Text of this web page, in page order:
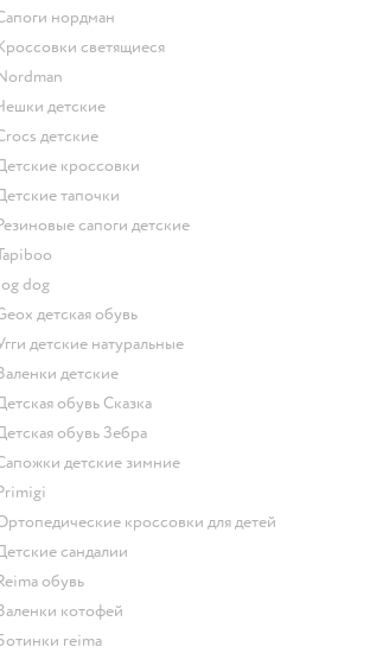
Сапоги нордман
Кроссовки светящиеся
Nordman
Чешки детские
Crocs детские
Детские кроссовки
Детские тапочки
Резиновые сапоги детские
Tapiboo
Jog dog
Geox детская обувь
Угги детские натуральные
Валенки детские
Детская обувь Сказка
Детская обувь Зебра
Сапожки детские зимние
Primigi
Ортопедические кроссовки для детей
Детские сандалии
Reima обувь
Валенки котофей
Ботинки reima